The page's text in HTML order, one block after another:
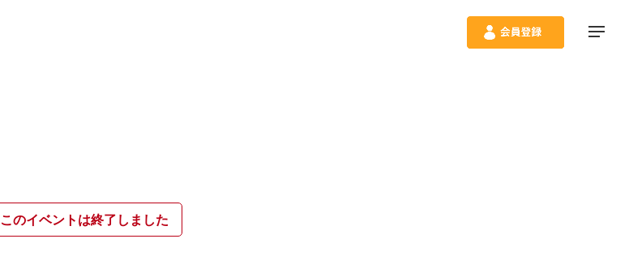
このイベントは終了しました